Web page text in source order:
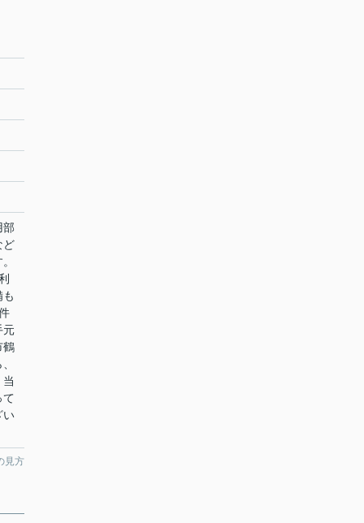
部
ど
元
鶴
て
い
見方